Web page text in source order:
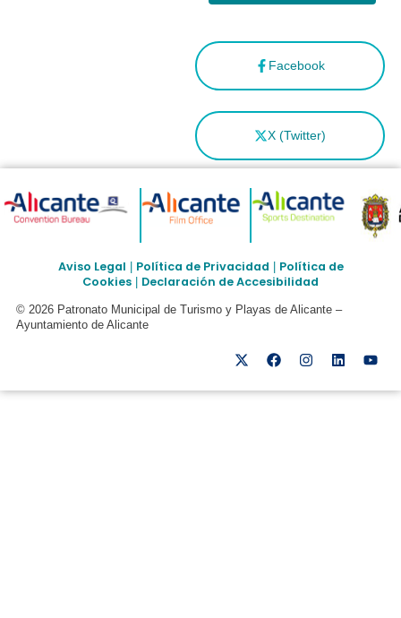
Facebook
X (Twitter)
Aviso Legal Política de Privacidad
Política de
Cookies
Declaración de Accesibilidad
© 2026 Patronato Municipal de Turismo y Playas de Alicante –
Ayuntamiento de Alicante